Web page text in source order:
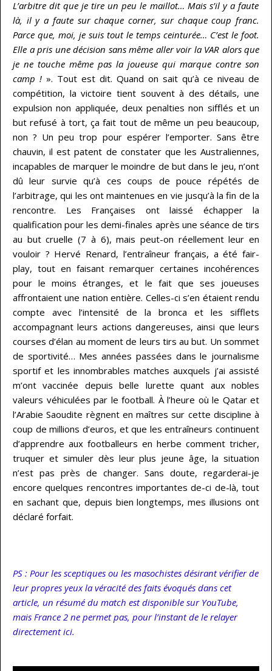
L’arbitre dit que je tire un peu le maillot… Mais s’il y a faute
là, il y a faute sur chaque corner, sur chaque coup franc.
Parce que, moi, je suis tout le temps ceinturée… C’est le foot.
Elle a pris une décision sans même aller voir la VAR alors que
je ne touche même pas la joueuse qui marque contre son
camp ! ». Tout est dit. Quand on sait qu’à ce niveau de
compétition, la victoire tient souvent à des détails, une
expulsion non appliquée, deux penalties non sifflés et un
but refusé à tort, ça fait tout de même un peu beaucoup,
non ? Un peu trop pour espérer l’emporter. Sans être
chauvin, il est patent de constater que les Australiennes,
incapables de marquer le moindre de but dans le jeu, n’ont
dû leur survie qu’à ces coups de pouce répétés de
l’arbitrage, qui les ont maintenues en vie jusqu’à la fin de la
rencontre. Les Françaises ont laissé échapper la
qualification pour les demi-finales après une séance de tirs
au but cruelle (7 à 6), mais peut-on réellement leur en
vouloir ? Hervé Renard, l’entraîneur français, a été fair-
play, tout en faisant remarquer certaines incohérences
pour le moins étranges, et le fait que ses joueuses
affrontaient une nation entière. Celles-ci s’en étaient rendu
compte avec l’intensité de la bronca et les sifflets
accompagnant leurs actions dangereuses, ainsi que leurs
courses d’élan au moment de leurs tirs au but. Un sommet
de sportivité… Mes années passées dans le journalisme
sportif et les innombrables matches auxquels j’ai assisté
m’ont vaccinée depuis belle lurette quant aux nobles
valeurs véhiculées par le football. À l’heure où le Qatar et
l’Arabie Saoudite règnent en maîtres sur cette discipline à
coup de millions d’euros, et que les entraîneurs continuent
d’apprendre aux footballeurs en herbe comment tricher,
truquer et simuler dès leur plus jeune âge, la situation
n’est pas près de changer. Sans doute, regarderai-je
encore quelques rencontres importantes de-ci de-là, tout
en sachant que, depuis bien longtemps, mes illusions ont
déclaré forfait.
PS : Pour les sceptiques ou les masochistes désirant vérifier de
leur propres yeux la véracité des faits évoqués dans cet
article, un résumé du match est disponible sur YouTube,
mais France 2 ne permet pas, pour l’instant de le relayer
directement ici.